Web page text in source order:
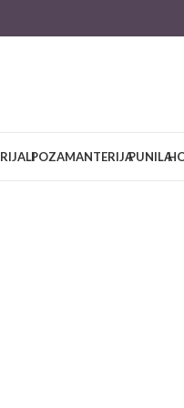
POZAMANTERIJAPUNILA